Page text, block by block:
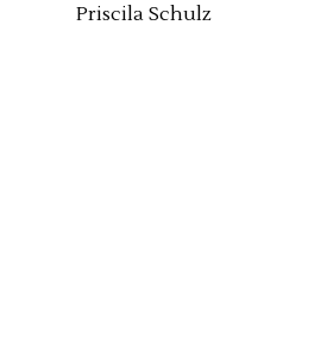
Priscila Schulz